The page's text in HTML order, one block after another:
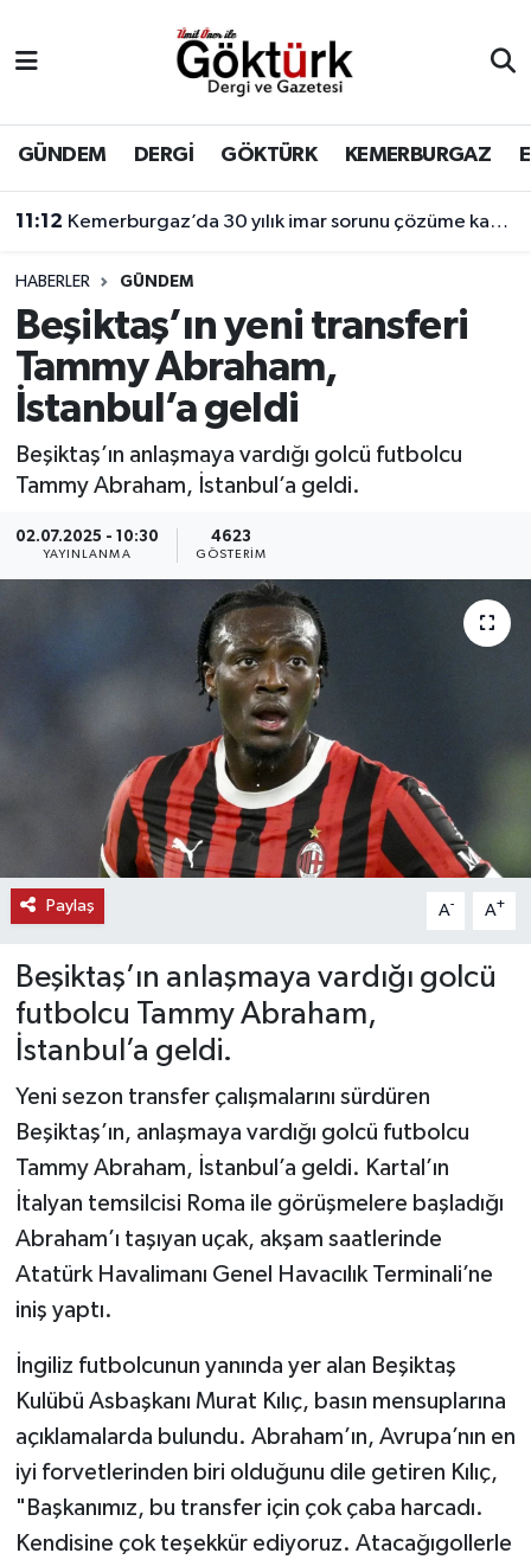
GÜNDEM DERGİ GÖKTÜRK KEMERBURGAZ
11:12 Kemerburgaz’da 30 yılık imar sorunu çözüme kavuşuyor
HABERLER GÜNDEM
Beşiktaş’ın yeni transferi
Tammy Abraham,
İstanbul’a geldi
Beşiktaş’ın anlaşmaya vardığı golcü futbolcu
Tammy Abraham, İstanbul’a geldi.
02.07.2025 - 10:30
YAYINLANMA
4623
GÖSTERIM
Paylaş A- A+
Beşiktaş’ın anlaşmaya vardığı golcü
futbolcu Tammy Abraham,
İstanbul’a geldi.
Yeni sezon transfer çalışmalarını sürdüren
Beşiktaş’ın, anlaşmaya vardığı golcü futbolcu
Tammy Abraham, İstanbul’a geldi. Kartal’ın
İtalyan temsilcisi Roma ile görüşmelere başladığı
Abraham’ı taşıyan uçak, akşam saatlerinde
Atatürk Havalimanı Genel Havacılık Terminali’ne
iniş yaptı.
İngiliz futbolcunun yanında yer alan Beşiktaş
Kulübü Asbaşkanı Murat Kılıç, basın mensuplarına
açıklamalarda bulundu. Abraham’ın, Avrupa’nın en
iyi forvetlerinden biri olduğunu dile getiren Kılıç,
"Başkanımız, bu transfer için çok çaba harcadı.
Kendisine çok teşekkür ediyoruz. Atacağıgollerle
BİLİM
DERGİ
DÜNYA
EĞİTİM
EKONOMİ
GÖKTÜRK
KÜLTÜR - SANAT
ÖZEL HABER
SAĞLIK
SPOR
TİCARET
YAŞAM
Eyüpsultan Hava Durumu
Eyüpsultan Trafik Yoğunluk Haritası
Süper Lig Puan Durumu ve Fikstür
Tüm Manşetler
Son Dakika Haberleri
Haber Arşivi